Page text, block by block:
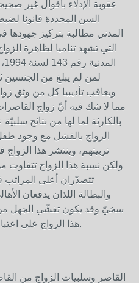
عقوبة الإدلاء بأقوال غير
السن المحددة قانونا
المدني مطالبة بتركيز جهودها
التي تشهد تناميا لظاهرة
لمن لم يبلغ من الجنسين
ويعاقب تأديبيا كل من وثق
مما لا شك فيه أنّ زواج
بالكارثة لما لها من نتائج
الزواج بالفشل مع وجود
تربيتهم، وينتشر هذا
ولكن نسبة هذا الزواج
تتصدّران أعلى
والبطالة اللذان يدفعان
سخيّ وقد يكون تفشّي الجهل
هذا الزواج على اعتبار أنّه ستر للفتاة مهما بلغ عمرها.
القاصر وسلبيات الزواج من